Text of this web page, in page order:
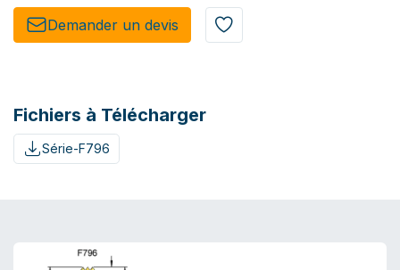
Demander un de​​vis​​
Fichiers à Télécharger
Série-F796